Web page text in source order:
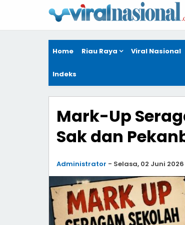
Home Riau Raya Viral Nasional
Indeks
Mark-Up
Sak dan
Administrator - Selasa, 02 Juni 2026